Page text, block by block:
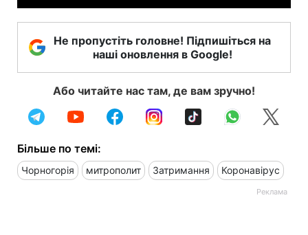
Не пропустіть головне! Підпишіться на
наші оновлення в Google!
Або читайте нас там, де вам зручно!
Більше по темі:
Чорногорія митрополит Затримання Коронавірус